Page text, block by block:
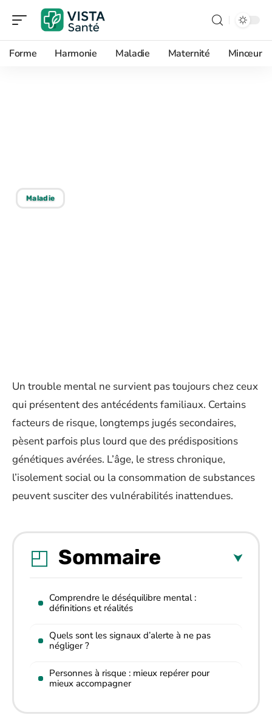
Forme Harmonie Maladie Maternité Minceur
Maladie
Un trouble mental ne survient pas toujours chez ceux
qui présentent des antécédents familiaux. Certains
facteurs de risque, longtemps jugés secondaires,
pèsent parfois plus lourd que des prédispositions
génétiques avérées. L’âge, le stress chronique,
l’isolement social ou la consommation de substances
peuvent susciter des vulnérabilités inattendues.
Sommaire
Comprendre le déséquilibre mental :
définitions et réalités
Quels sont les signaux d’alerte à ne pas
négliger ?
Personnes à risque : mieux repérer pour
mieux accompagner